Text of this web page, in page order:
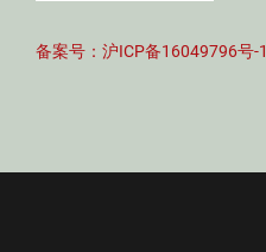
备案号：沪ICP备16049796号-1